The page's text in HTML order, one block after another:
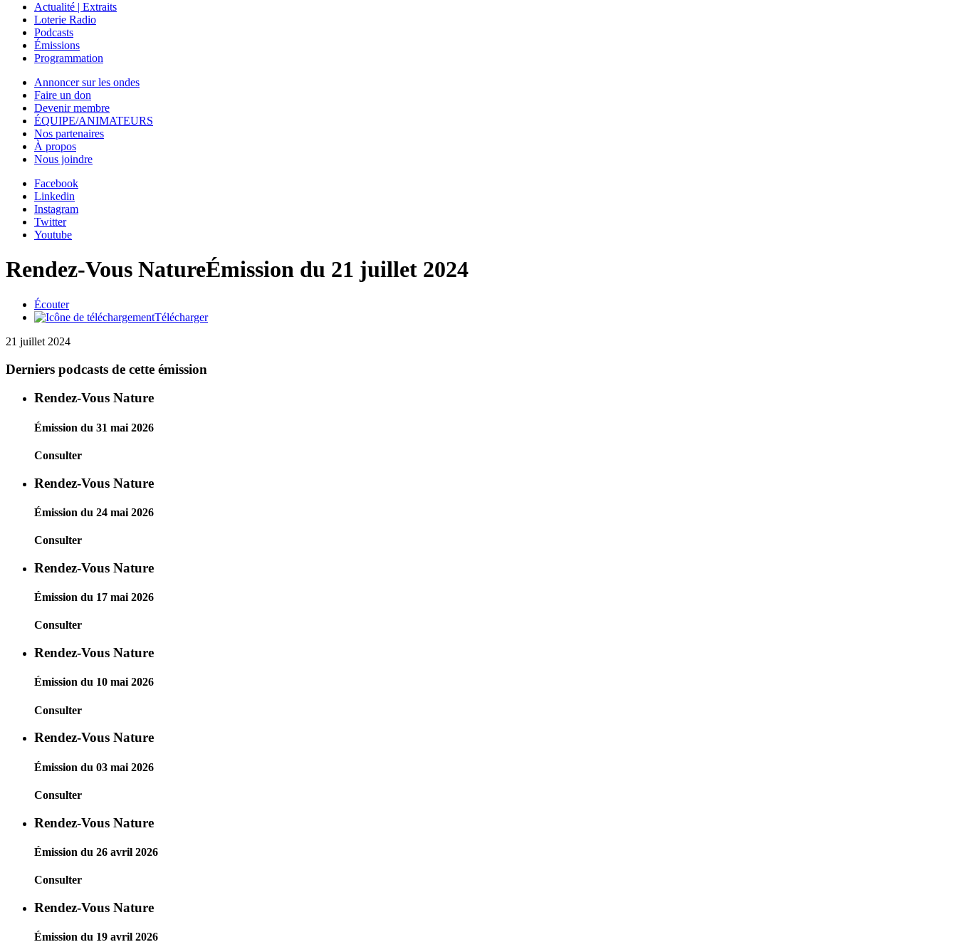
Actualité | Extraits
Loterie Radio
Podcasts
Émissions
Programmation
Annoncer sur les ondes
Faire un don
Devenir membre
ÉQUIPE/ANIMATEURS
Nos partenaires
À propos
Nous joindre
Facebook
Linkedin
Instagram
Twitter
Youtube
Rendez-Vous NatureÉmission du 21 juillet 2024
Écouter
Télécharger
21 juillet 2024
Derniers podcasts de cette émission
Rendez-Vous Nature
Émission du 31 mai 2026
Consulter
Rendez-Vous Nature
Émission du 24 mai 2026
Consulter
Rendez-Vous Nature
Émission du 17 mai 2026
Consulter
Rendez-Vous Nature
Émission du 10 mai 2026
Consulter
Rendez-Vous Nature
Émission du 03 mai 2026
Consulter
Rendez-Vous Nature
Émission du 26 avril 2026
Consulter
Rendez-Vous Nature
Émission du 19 avril 2026